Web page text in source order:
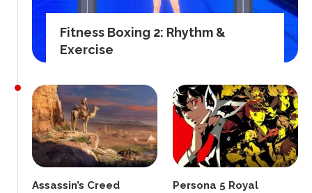
Fitness Boxing 2: Rhythm &
Exercise
Assassin’s Creed
Persona 5 Royal